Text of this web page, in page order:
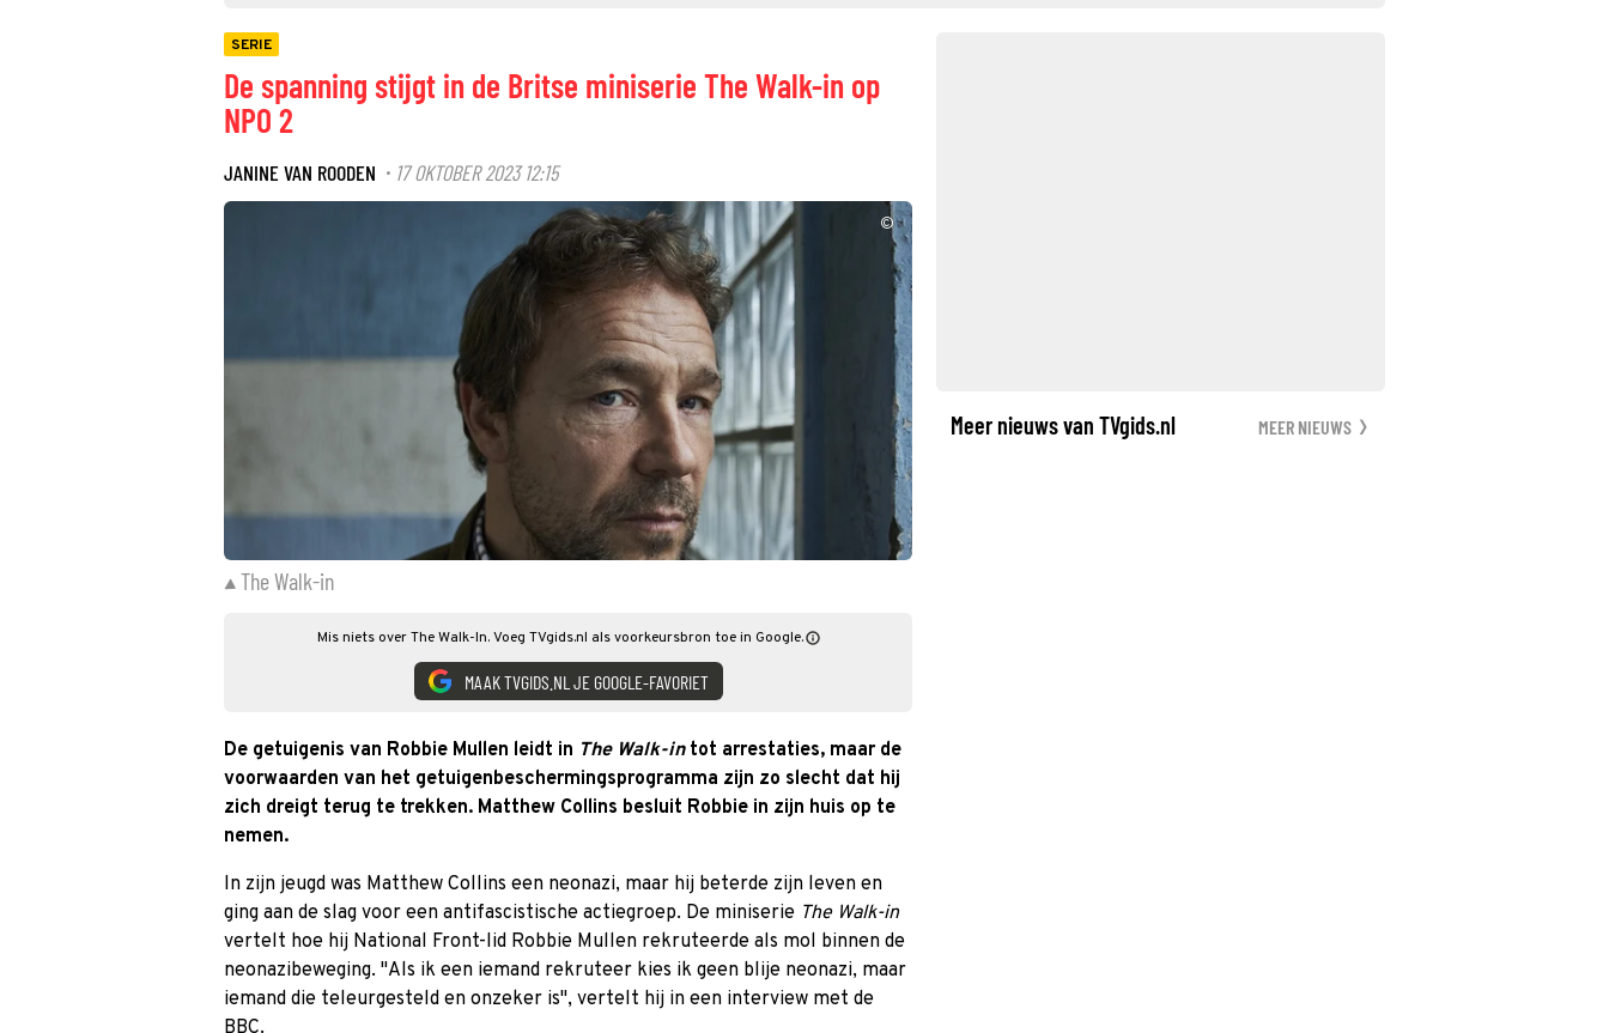
SERIE
De spanning stijgt in de Britse miniserie The Walk-in op
NPO 2
JANINE VAN ROODEN · 17 OKTOBER 2023 12:15
©
The Walk-in
Mis niets over The Walk-In. Voeg TVgids.nl als voorkeursbron toe in Google.
MAAK TVGIDS.NL JE GOOGLE-FAVORIET
De getuigenis van Robbie Mullen leidt in The Walk-intot arrestaties, maar de
voorwaarden van het getuigenbeschermingsprogramma zijn zo slecht dat hij
zich dreigt terug te trekken. Matthew Collins besluit Robbie in zijn huis op te
nemen.
In zijn jeugd was Matthew Collins een neonazi, maar hij beterde zijn leven en
ging aan de slag voor een antifascistische actiegroep. De miniserie The Walk-in
vertelt hoe hij National Front-lid Robbie Mullen rekruteerde als mol binnen de
neonazibeweging. "Als ik een iemand rekruteer kies ik geen blije neonazi, maar
iemand die teleurgesteld en onzeker is", vertelt hij in een interview met de
BBC.
Meer nieuws van TVgids.nl MEER NIEUWS